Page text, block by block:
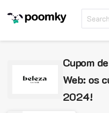
Cupom
Web: os
2024!